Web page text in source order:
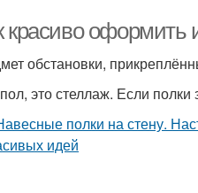
красиво оформить
обстановки,
это стеллаж. Если